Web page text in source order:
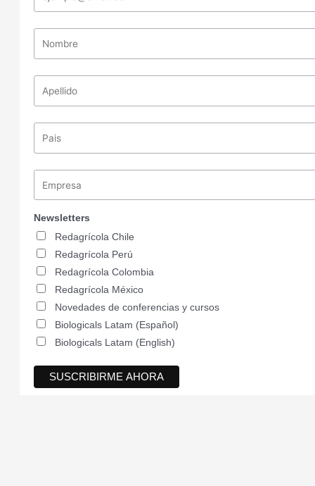
Newsletters
Redagrícola Chile
Redagrícola Perú
Redagrícola Colombia
Redagrícola México
Novedades de conferencias y cursos
Biologicals Latam (Español)
Biologicals Latam (English)